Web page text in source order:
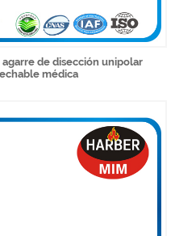
de disección unipolar
médica